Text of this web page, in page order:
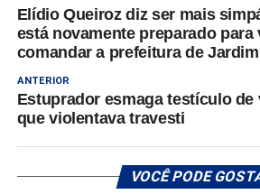
Elídio Queiroz diz ser mais
está novamente preparado para
comandar a prefeitura de
ANTERIOR
Estuprador esmaga testículo de
que violentava travesti
VOCÊ PODE